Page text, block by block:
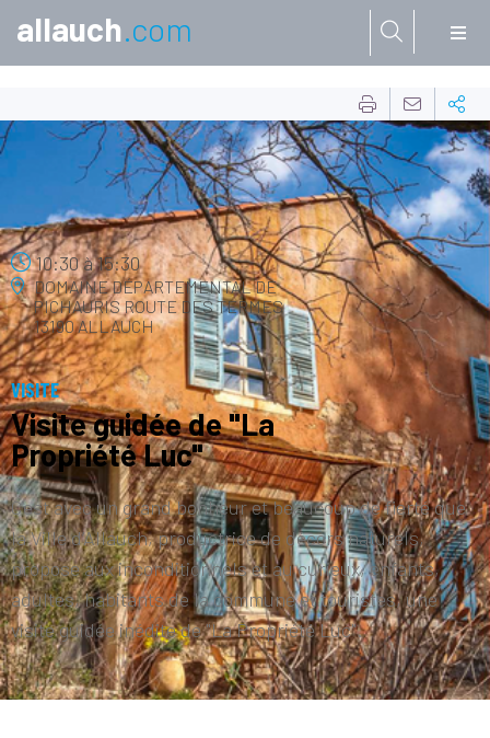
allauch.com
23
NOV.
10:30à15:30
DOMAINE DÉPARTEMENTAL DE
PICHAURISROUTE DES TERMES
13190 ALLAUCH
VISITE
Visite guidée de "La
Propriété Luc"
C’est avec un grand bonheur et beaucoup de fierté que
la Ville d’Allauch, productrice de décors naturels,
propose aux inconditionnels et au curieux, enfants,
adultes, habitants de la commune et touristes, une
visite guidée inédite de "La Propriété Luc".